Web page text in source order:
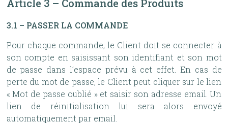
Article 3 – Commande des Produits
3.1 – PASSER LA COMMANDE
Pour chaque commande, le Client doit se connecter à
son compte en saisissant son identifiant et son mot
de passe dans l’espace prévu à cet effet. En cas de
perte du mot de passe, le Client peut cliquer sur le lien
« Mot de passe oublié » et saisir son adresse email. Un
lien de réinitialisation lui sera alors envoyé
automatiquement par email.